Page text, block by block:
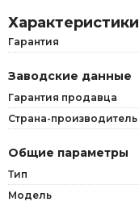
Характеристики
Гарантия
Заводские данные
Гарантия продавца
Страна-производитель
Общие параметры
Тип
Модель